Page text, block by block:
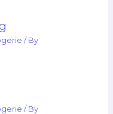
/ By
/ By